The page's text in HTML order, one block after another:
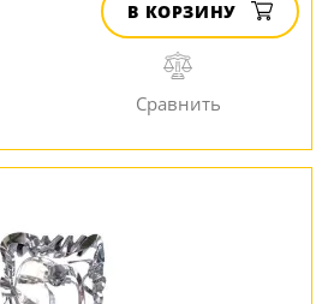
В КОРЗИНУ